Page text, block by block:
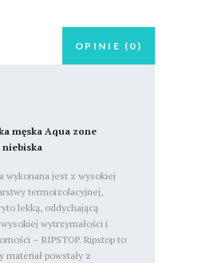
OPINIE (0)
męska Aqua zone
niebiska
wykonana jest z wysokiej
termoizolacyjnej,
lekką, oddychającą
wytrzymałości i
– RIPSTOP. Ripstop to
materiał powstały z